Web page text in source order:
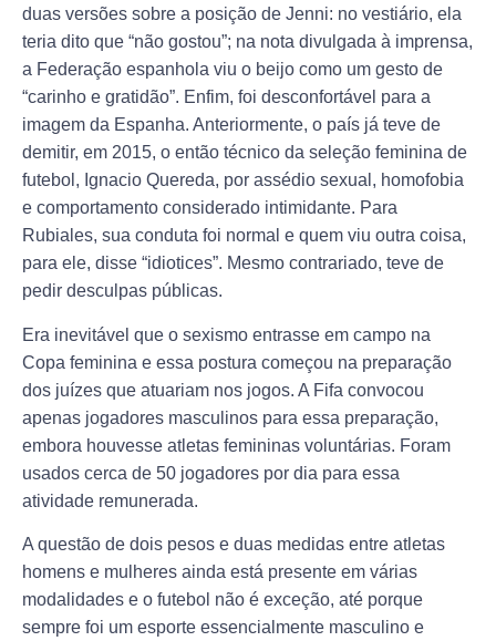
duas versões sobre a posição de Jenni: no vestiário, ela
teria dito que “não gostou”; na nota divulgada à imprensa,
a Federação espanhola viu o beijo como um gesto de
“carinho e gratidão”. Enfim, foi desconfortável para a
imagem da Espanha. Anteriormente, o país já teve de
demitir, em 2015, o então técnico da seleção feminina de
futebol, Ignacio Quereda, por assédio sexual, homofobia
e comportamento considerado intimidante. Para
Rubiales, sua conduta foi normal e quem viu outra coisa,
para ele, disse “idiotices”. Mesmo contrariado, teve de
pedir desculpas públicas.
Era inevitável que o sexismo entrasse em campo na
Copa feminina e essa postura começou na preparação
dos juízes que atuariam nos jogos. A Fifa convocou
apenas jogadores masculinos para essa preparação,
embora houvesse atletas femininas voluntárias. Foram
usados cerca de 50 jogadores por dia para essa
atividade remunerada.
A questão de dois pesos e duas medidas entre atletas
homens e mulheres ainda está presente em várias
modalidades e o futebol não é exceção, até porque
sempre foi um esporte essencialmente masculino e